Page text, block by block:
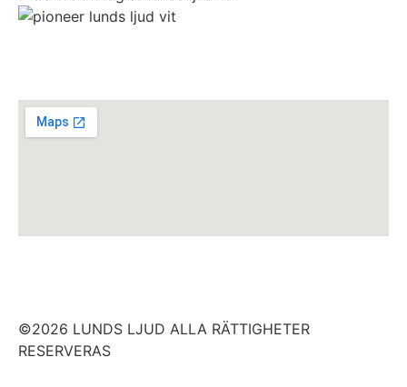
©2026 LUNDS LJUD ALLA RÄTTIGHETER
RESERVERAS